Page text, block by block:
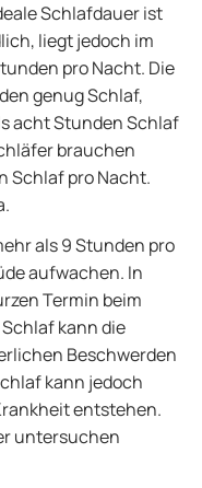
Schlafdauer ist
liegt jedoch im
pro Nacht. Die
genug Schlaf,
acht Stunden Schlaf
brauchen
Schlaf pro Nacht.
als 9 Stunden pro
aufwachen. In
Termin beim
kann die
Beschwerden
kann jedoch
entstehen.
untersuchen